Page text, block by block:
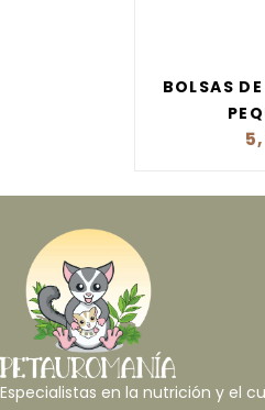
BOLSAS
Especialistas en la nutrición y el